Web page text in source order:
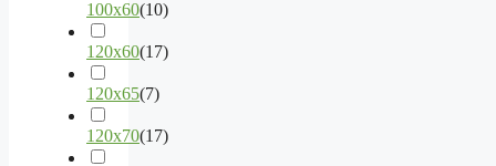
100x60(10)
120x60(17)
120x65(7)
120x70(17)